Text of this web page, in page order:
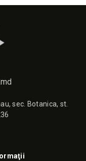
sec. Botanica, st.